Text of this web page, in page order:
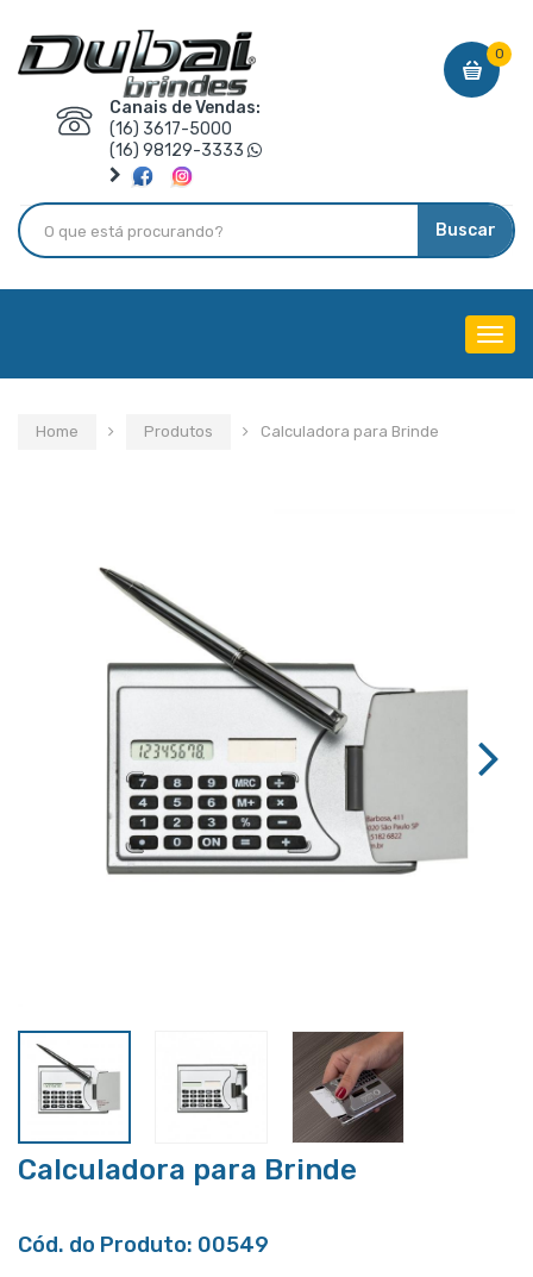
Canais de Vendas:
(16) 3617-5000
(16) 98129-3333
0
Buscar
Menu
Home
Produtos Calculadora para Brinde
Calculadora para Brinde
Cód. do Produto: 00549